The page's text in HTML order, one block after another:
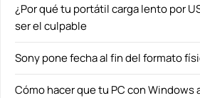
¿Por qué tu portátil carga lento por
ser el culpable
Sony pone fecha al fin del formato
Cómo hacer que tu PC con Windows